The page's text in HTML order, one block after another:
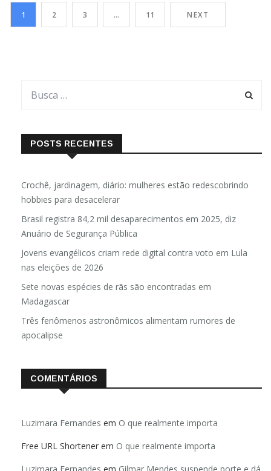
histórica de cinco anos: Completar a primeira viagem de circum-
navegação do planeta feita por um robô submarino.Embora já
1 2 3 … 11 NEXT
POSTS RECENTES
Crochê, jardinagem, diário: mulheres estão redescobrindo
hobbies para desacelerar
Brasil registra 84,2 mil desaparecimentos em 2025, diz
Anuário de Segurança Pública
Jovens evangélicos criam rede digital contra voto em Lula
nas eleições de 2026
Sete novas espécies de rãs são encontradas em
Madagascar
Três fenômenos astronômicos alimentam rumores de
apocalipse
COMENTÁRIOS
Luzimara Fernandes em O que realmente importa
Free URL Shortener em O que realmente importa